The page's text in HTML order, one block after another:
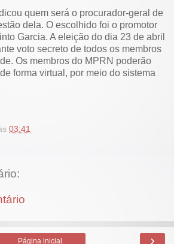
quem será o procurador-geral de
dela. O escolhido foi o promotor
Garcia. A eleição do dia 23 de abril
voto secreto de todos os membros
Os membros do MPRN poderão
forma virtual, por meio do sistema
03:41
›
Página inicial